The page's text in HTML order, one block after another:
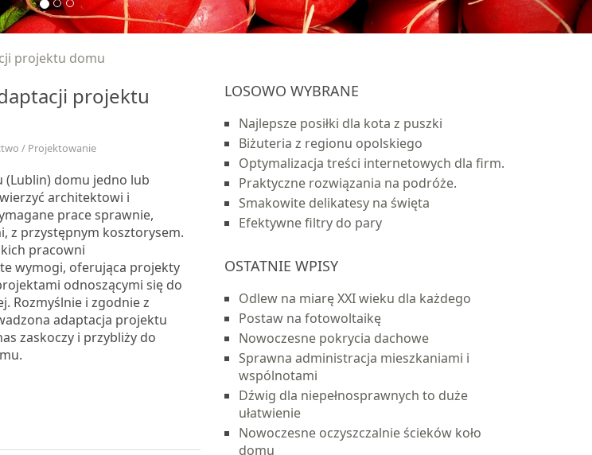
projektu domu
projektu
/ Projektowanie
(Lublin) domu jedno lub
architektowi i
prace sprawnie,
z przystępnym kosztorysem.
pracowni
wymogi, oferująca projekty
odnoszącymi się do
Rozmyślnie i zgodnie z
adaptacja projektu
zaskoczy i przybliży do
LOSOWO WYBRANE
Najlepsze posiłki dla kota z puszki
Biżuteria z regionu opolskiego
Optymalizacja treści internetowych dla firm.
Praktyczne rozwiązania na podróże.
Smakowite delikatesy na święta
Efektywne filtry do pary
OSTATNIE WPISY
Odlew na miarę XXI wieku dla każdego
Postaw na fotowoltaikę
Nowoczesne pokrycia dachowe
Sprawna administracja mieszkaniami i
wspólnotami
Dźwig dla niepełnosprawnych to duże
ułatwienie
Nowoczesne oczyszczalnie ścieków koło
domu